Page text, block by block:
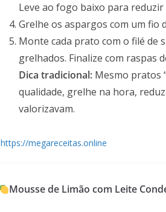
Leve ao fogo baixo para
Grelhe os aspargos com um fio
Monte cada prato com o filé de
grelhados. Finalize com raspas
Dica tradicional: Mesmo pratos
qualidade, grelhe na hora,
valorizavam.
https://megareceitas.online
Mousse de Limão com Leite